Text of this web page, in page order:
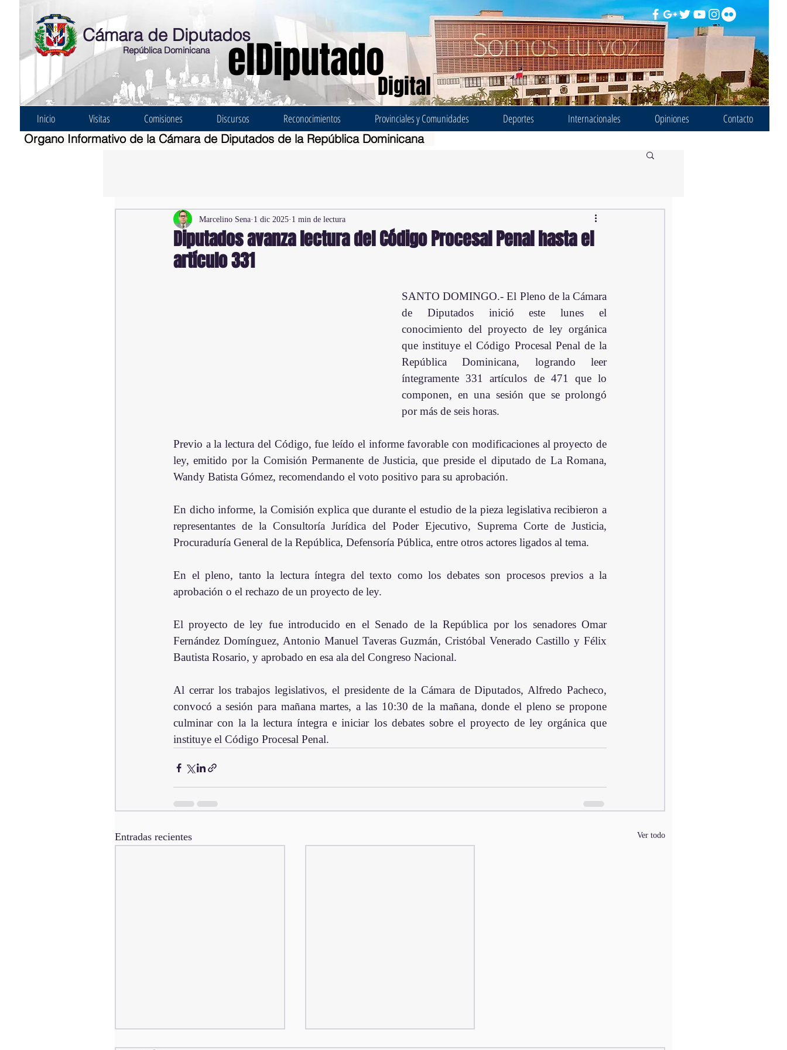
Digital
elDiputado
Cámara de Diputados
República Dominicana
Inicio Visitas Comisiones Discursos Reconocimientos Provinciales y Comunidades Deportes Internacionales Opiniones Contacto
Organo Informativo de la Cámara de Diputados de la República Dominicana
Diputados avanza lectura del Código Procesal Penal hasta el
artículo 331
Marcelino Sena 1 dic 2025 1 min de lectura
SANTO DOMINGO.- El Pleno de la Cámara
de Diputados inició este lunes el
conocimiento del proyecto de ley orgánica
que instituye el Código Procesal Penal de la
República Dominicana, logrando leer
íntegramente 331 artículos de 471 que lo
componen, en una sesión que se prolongó
por más de seis horas.
Previo a la lectura del Código, fue leído el informe favorable con modificaciones al proyecto de
ley, emitido por la Comisión Permanente de Justicia, que preside el diputado de La Romana,
Wandy Batista Gómez, recomendando el voto positivo para su aprobación.
En dicho informe, la Comisión explica que durante el estudio de la pieza legislativa recibieron a
representantes de la Consultoría Jurídica del Poder Ejecutivo, Suprema Corte de Justicia,
Procuraduría General de la República, Defensoría Pública, entre otros actores ligados al tema.
En el pleno, tanto la lectura íntegra del texto como los debates son procesos previos a la
aprobación o el rechazo de un proyecto de ley.
El proyecto de ley fue introducido en el Senado de la República por los senadores Omar
Fernández Domínguez, Antonio Manuel Taveras Guzmán, Cristóbal Venerado Castillo y Félix
Bautista Rosario, y aprobado en esa ala del Congreso Nacional.
Al cerrar los trabajos legislativos, el presidente de la Cámara de Diputados, Alfredo Pacheco,
convocó a sesión para mañana martes, a las 10:30 de la mañana, donde el pleno se propone
culminar con la la lectura íntegra e iniciar los debates sobre el proyecto de ley orgánica que
instituye el Código Procesal Penal.
Entradas recientes Ver todo